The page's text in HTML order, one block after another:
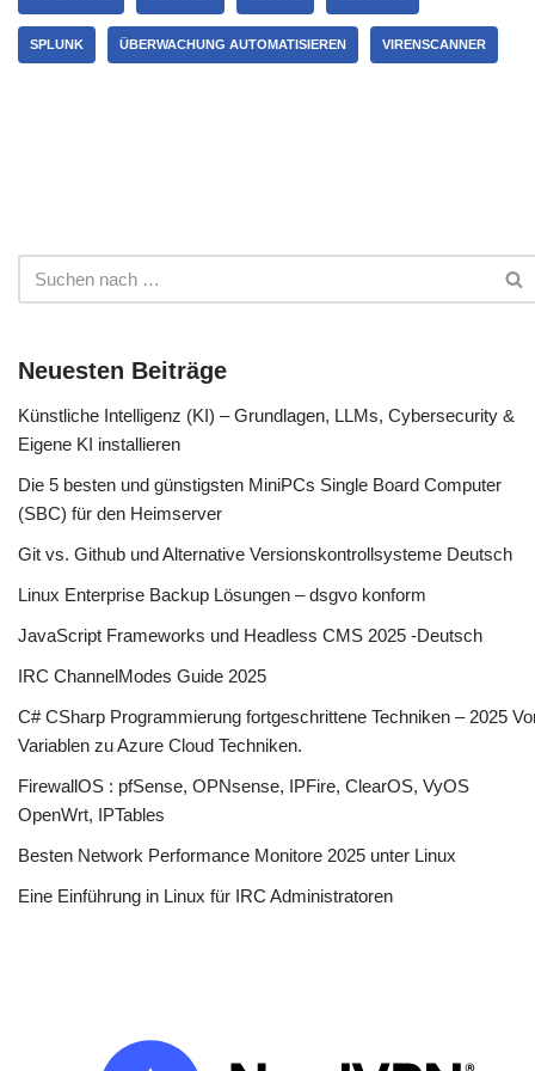
SPLUNK ÜBERWACHUNG AUTOMATISIEREN VIRENSCANNER
Neuesten Beiträge
Künstliche Intelligenz (KI) – Grundlagen, LLMs, Cybersecurity &
Eigene KI installieren
Die 5 besten und günstigsten MiniPCs Single Board Computer
(SBC) für den Heimserver
Git vs. Github und Alternative Versionskontrollsysteme Deutsch
Linux Enterprise Backup Lösungen – dsgvo konform
JavaScript Frameworks und Headless CMS 2025 -Deutsch
IRC ChannelModes Guide 2025
C# CSharp Programmierung fortgeschrittene Techniken – 2025
Variablen zu Azure Cloud Techniken.
FirewallOS : pfSense, OPNsense, IPFire, ClearOS, VyOS
OpenWrt, IPTables
Besten Network Performance Monitore 2025 unter Linux
Eine Einführung in Linux für IRC Administratoren